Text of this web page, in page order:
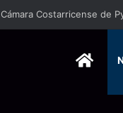
Cámara Costarricense de
HOME